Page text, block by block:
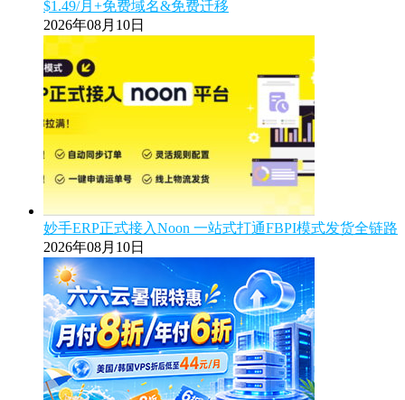
$1.49/月+免费域名&免费迁移
2026年08月10日
妙手ERP正式接入Noon 一站式打通FBPI模式发货全链路
2026年08月10日